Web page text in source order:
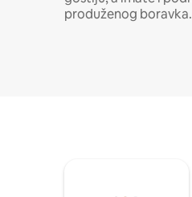
produženog boravka.